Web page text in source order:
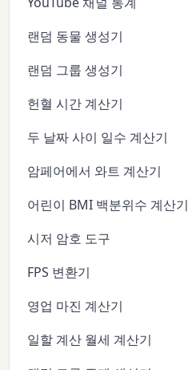
랜덤 동물 생성기
랜덤 그룹 생성기
헌혈 시간 계산기
두 날짜 사이 일수 계산기
암페어에서 와트 계산기
어린이 BMI 백분위수 계산기
시저 암호 도구
FPS 변환기
영업 마진 계산기
일할 계산 월세 계산기